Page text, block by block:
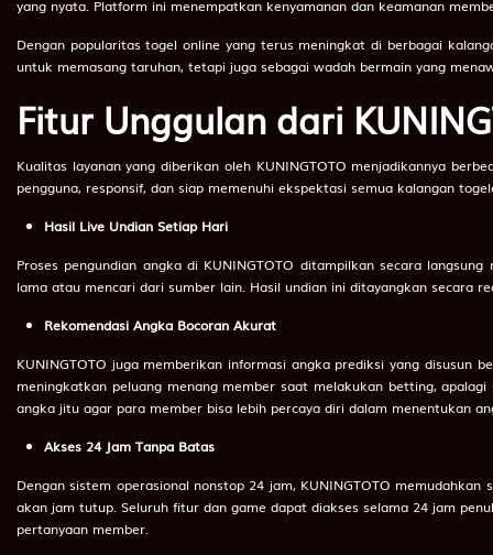
42
Prajurit - Ikan Nus - Laut - Mangga - Minyak Angin -
44
Hidung Belang - Burung Jalak - Bayi - Kodak - Meja
45
Udang ketam
48
Gula
49
Obat
50
Ahli Nujum
51
Air Gripe
52
Air Panas
53
Alat Tulis Cina
54
Ambil Air
yang nyata. Platform ini menempatkan kenyamanan dan keamanan
Dengan popularitas togel online yang terus meningkat di berbagai
untuk memasang taruhan, tetapi juga sebagai wadah bermain yang
Fitur Unggulan dari
Kualitas layanan yang diberikan oleh KUNINGTOTO menjadikannya
pengguna, responsif, dan siap memenuhi ekspektasi semua kalangan
Hasil Live Undian Setiap Hari
Proses pengundian angka di KUNINGTOTO ditampilkan secara
lama atau mencari dari sumber lain. Hasil undian ini ditayangkan secara
Rekomendasi Angka Bocoran Akurat
KUNINGTOTO juga memberikan informasi angka prediksi yang disusun
meningkatkan peluang menang member saat melakukan betting,
angka jitu agar para member bisa lebih percaya diri dalam menentukan
Akses 24 Jam Tanpa Batas
Dengan sistem operasional nonstop 24 jam, KUNINGTOTO
akan jam tutup. Seluruh fitur dan game dapat diakses selama 24 jam
pertanyaan member.